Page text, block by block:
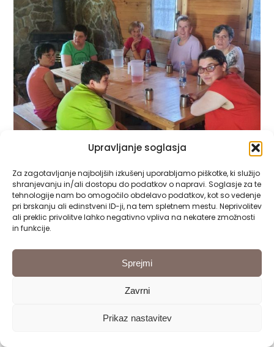
Upravljanje soglasja
Za zagotavljanje najboljših izkušenj uporabljamo piškotke, ki služijo
shranjevanju in/ali dostopu do podatkov o napravi. Soglasje za te
tehnologije nam bo omogočilo obdelavo podatkov, kot so vedenje
pri brskanju ali edinstveni ID-ji, na tem spletnem mestu. Neprivolitev
ali preklic privolitve lahko negativno vpliva na nekatere zmožnosti
in funkcije.
Sprejmi
Zavrni
Prikaz nastavitev